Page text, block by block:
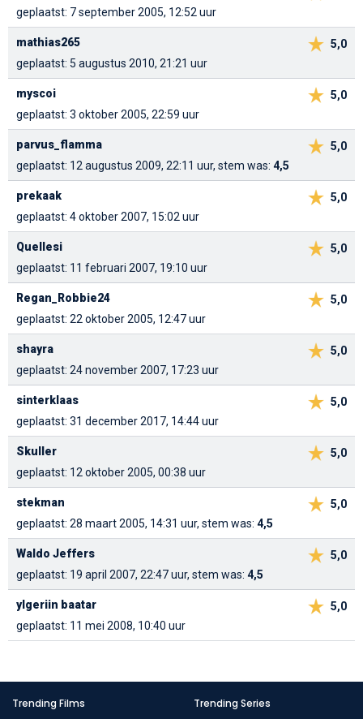
geplaatst: 7 september 2005, 12:52 uur
5,0
mathias265
geplaatst: 5 augustus 2010, 21:21 uur
5,0
myscoi
geplaatst: 3 oktober 2005, 22:59 uur
5,0
parvus_flamma
geplaatst: 12 augustus 2009, 22:11 uur, stem was: 4,5
5,0
prekaak
geplaatst: 4 oktober 2007, 15:02 uur
5,0
Quellesi
geplaatst: 11 februari 2007, 19:10 uur
5,0
Regan_Robbie24
geplaatst: 22 oktober 2005, 12:47 uur
5,0
shayra
geplaatst: 24 november 2007, 17:23 uur
5,0
sinterklaas
geplaatst: 31 december 2017, 14:44 uur
5,0
Skuller
geplaatst: 12 oktober 2005, 00:38 uur
5,0
stekman
geplaatst: 28 maart 2005, 14:31 uur, stem was: 4,5
5,0
Waldo Jeffers
geplaatst: 19 april 2007, 22:47 uur, stem was: 4,5
5,0
ylgeriin baatar
geplaatst: 11 mei 2008, 10:40 uur
Trending Films Trending Series